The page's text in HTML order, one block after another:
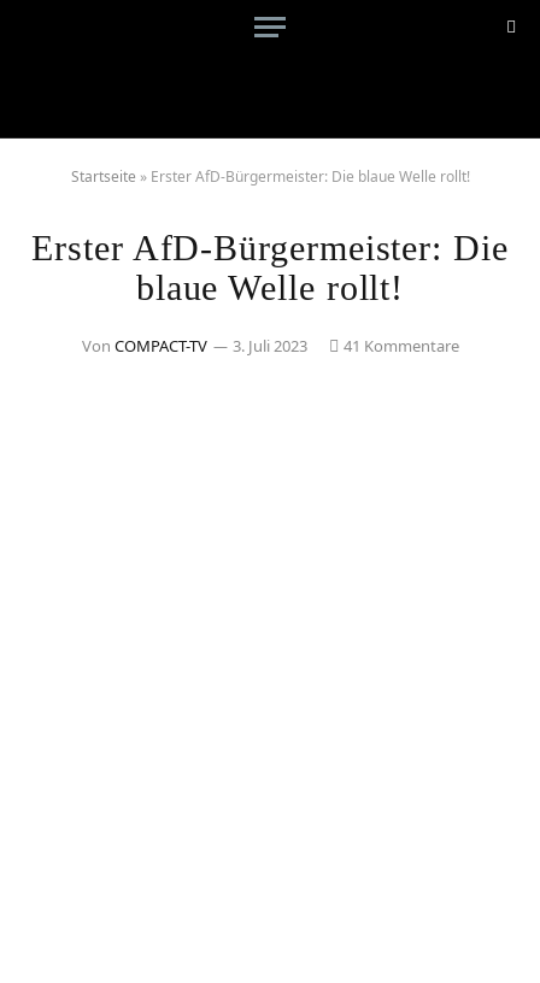
Startseite » Erster AfD-Bürgermeister: Die blaue Welle rollt!
Erster AfD-Bürgermeister: Die
blaue Welle rollt!
Von COMPACT-TV 3. Juli 2023 41 Kommentare